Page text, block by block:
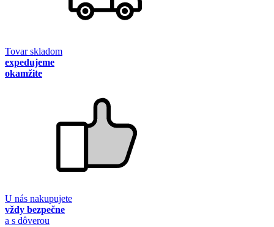
Tovar skladom
expedujeme
okamžite
U nás nakupujete
vždy bezpečne
a s dôverou